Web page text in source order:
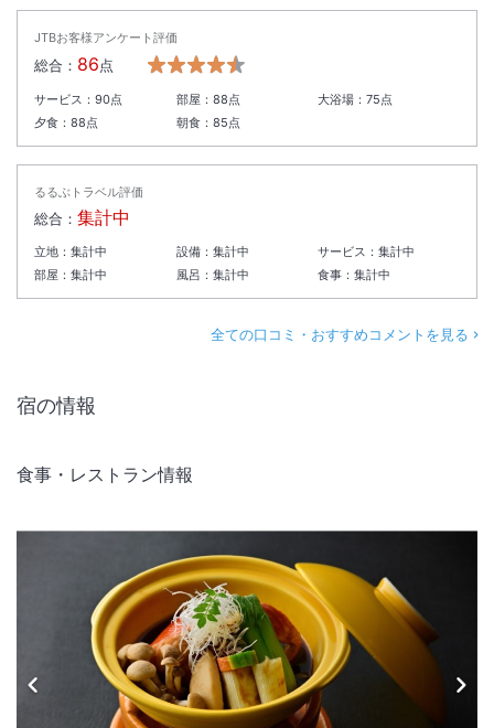
JTBお客様アンケート評価
総合： 86点
サービス： 90点 部屋： 88点 大浴場：75点
夕食： 88点 朝食： 85点
るるぶトラベル評価
総合： 集計中
立地： 集計中 設備： 集計中 サービス：集計中
部屋： 集計中 風呂： 集計中 食事：集計中
全ての口コミ・おすすめコメントを見る
宿の情報
食事・レストラン情報